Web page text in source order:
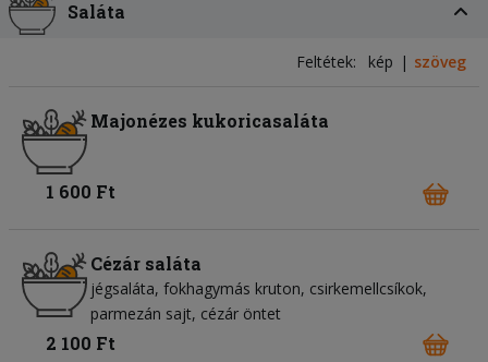
Saláta
Feltétek: kép szöveg
Majonézes kukoricasaláta
1 600 Ft
Cézár saláta
jégsaláta fokhagymás kruton csirkemellcsíkok
parmezán sajt cézár öntet
2 100 Ft